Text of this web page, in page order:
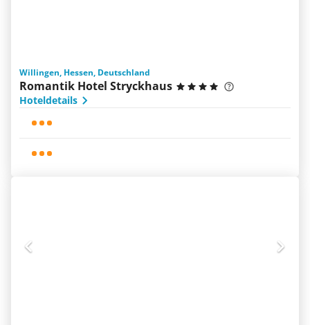
Willingen, Hessen, Deutschland
Romantik Hotel Stryckhaus
Hoteldetails